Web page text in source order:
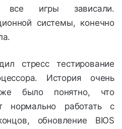
игры зависали.
системы, конечно
стресс тестирование
История очень
же было понятно, что
нормально работать с
обновление BIOS